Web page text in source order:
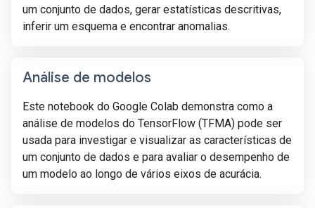
um conjunto de dados, gerar estatísticas descritivas,
inferir um esquema e encontrar anomalias.
Análise de modelos
Este notebook do Google Colab demonstra como a
análise de modelos do TensorFlow (TFMA) pode ser
usada para investigar e visualizar as características de
um conjunto de dados e para avaliar o desempenho de
um modelo ao longo de vários eixos de acurácia.